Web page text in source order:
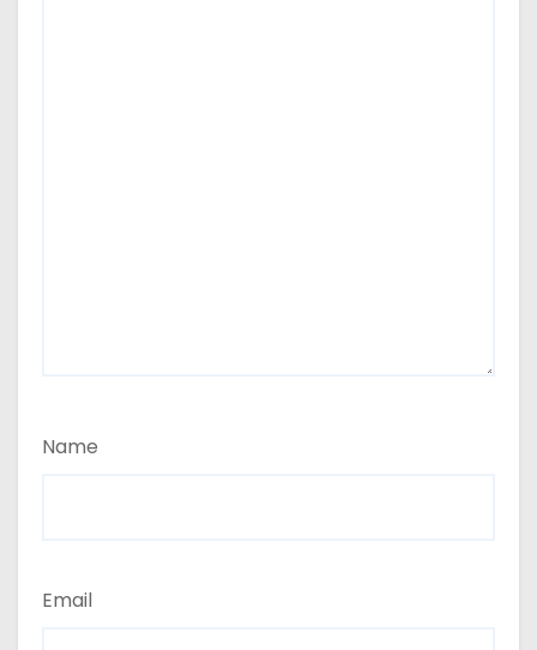
Name
Email